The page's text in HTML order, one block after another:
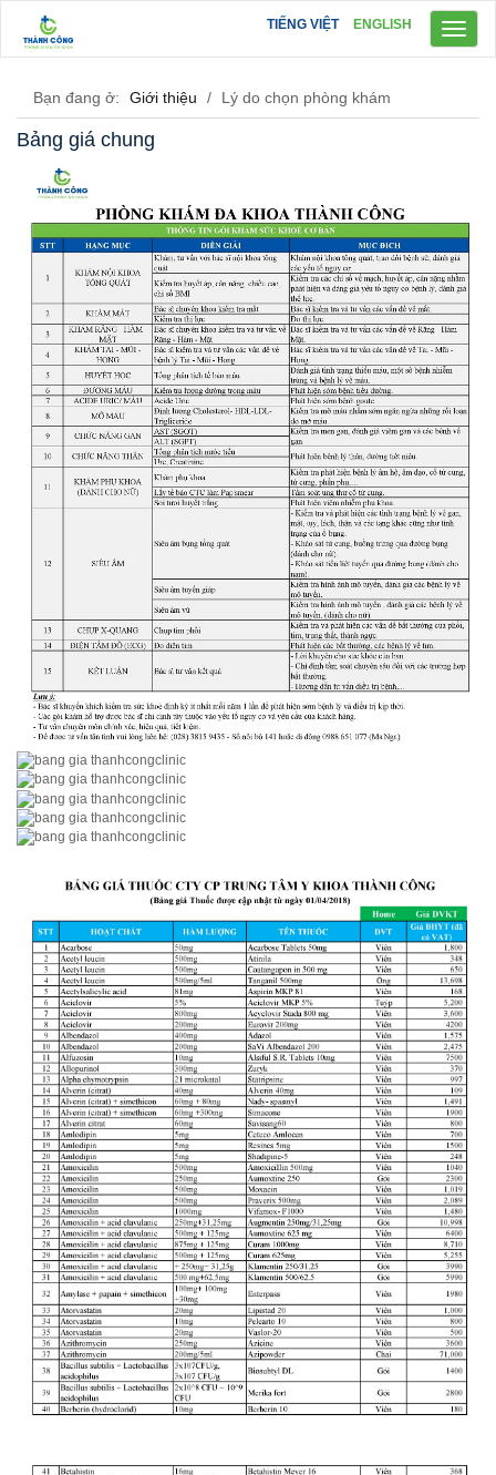
TIẾNG VIỆT ENGLISH
Bạn đang ở: Giới thiệu / Lý do chọn phòng khám
Bảng giá chung